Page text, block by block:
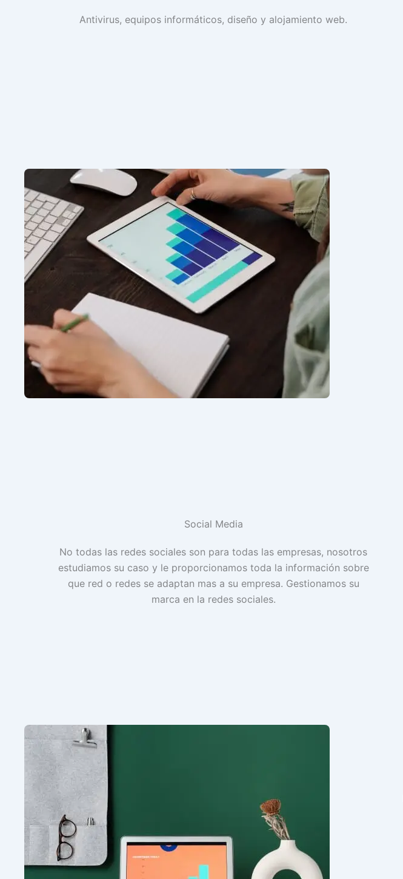
Antivirus, equipos informáticos, diseño y alojamiento web.
Social Media
No todas las redes sociales son para todas las empresas, nosotros
estudiamos su caso y le proporcionamos toda la información sobre
que red o redes se adaptan mas a su empresa. Gestionamos su
marca en la redes sociales.